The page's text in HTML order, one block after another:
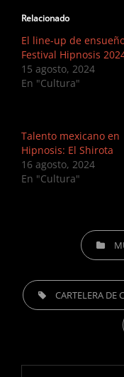
Relacionado
El line-up de
Festival Hipnosis
15 agosto, 2024
En "Cultura"
Talento mexicano en
Hipnosis: El Shirota
16 agosto, 2024
En "Cultura"
TAGS, CARTELERA DE